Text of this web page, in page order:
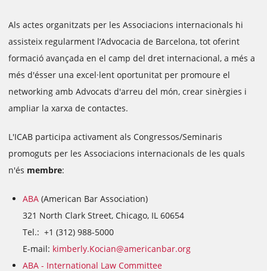
Als actes organitzats per les Associacions internacionals hi
assisteix regularment l’Advocacia de Barcelona, tot oferint
formació avançada en el camp del dret internacional, a més a
més d'ésser una excel·lent oportunitat per promoure el
networking amb Advocats d'arreu del món, crear sinèrgies i
ampliar la xarxa de contactes.
L'ICAB participa activament als Congressos/Seminaris
promoguts per les Associacions internacionals de les quals
n'és membre:
ABA (American Bar Association)
321 North Clark Street, Chicago, IL 60654
Tel.: +1 (312) 988-5000
E-mail: kimberly.Kocian@americanbar.org
ABA - International Law Committee